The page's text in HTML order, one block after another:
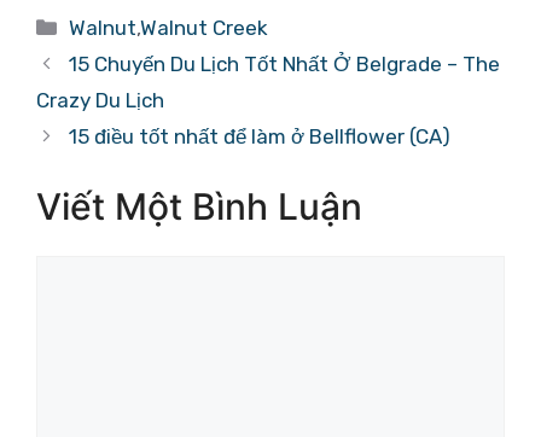
Danh
mục
Walnut,Walnut Creek
15 Chuyến Du Lịch Tốt Nhất Ở Belgrade – The
Crazy Du Lịch
15 điều tốt nhất để làm ở Bellflower (CA)
Viết Một Bình Luận